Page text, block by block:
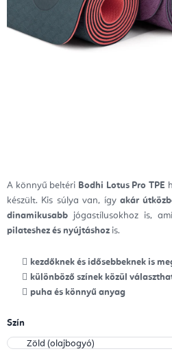
A könnyű beltéri Bodhi Lotus Pro TPE
készült. Kis súlya van, így akár
dinamikusabb jógastílusokhoz is,
pilateshez és nyújtáshoz is.
kezdőknek és idősebbeknek is
különböző színek közül
puha és könnyű anyag
Szín